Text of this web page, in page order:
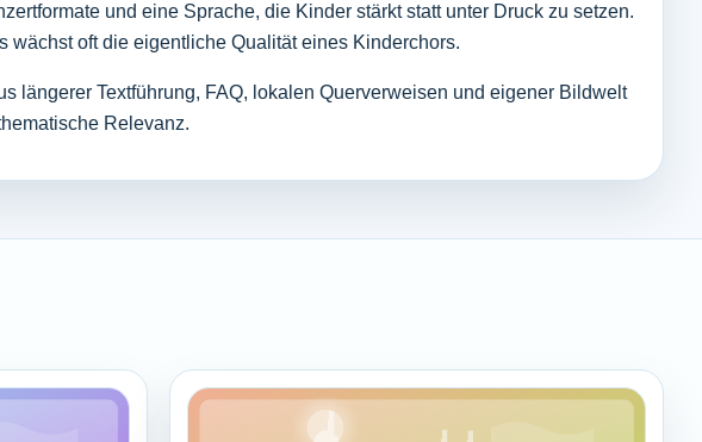
und eine Sprache, die Kinder stärkt statt unter Druck zu setzen.
wächst oft die eigentliche Qualität eines Kinderchors.
längerer Textführung, FAQ, lokalen Querverweisen und eigener Bildwelt
Relevanz.